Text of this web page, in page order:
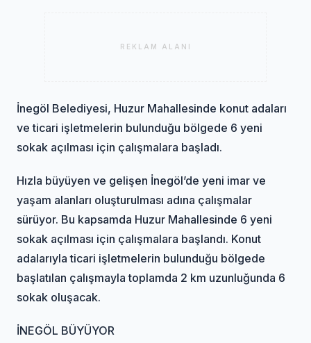
REKLAM ALANI
İnegöl Belediyesi, Huzur Mahallesinde konut adaları
ve ticari işletmelerin bulunduğu bölgede 6 yeni
sokak açılması için çalışmalara başladı.
Hızla büyüyen ve gelişen İnegöl’de yeni imar ve
yaşam alanları oluşturulması adına çalışmalar
sürüyor. Bu kapsamda Huzur Mahallesinde 6 yeni
sokak açılması için çalışmalara başlandı. Konut
adalarıyla ticari işletmelerin bulunduğu bölgede
başlatılan çalışmayla toplamda 2 km uzunluğunda 6
sokak oluşacak.
İNEGÖL BÜYÜYOR